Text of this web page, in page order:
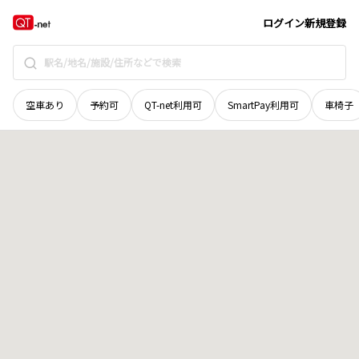
ログイン新規登録
空車あり 予約可 QT-net利用可 SmartPay利用可 車椅子
青森県